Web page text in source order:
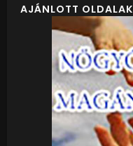
AJÁNLOTT OLDALAK